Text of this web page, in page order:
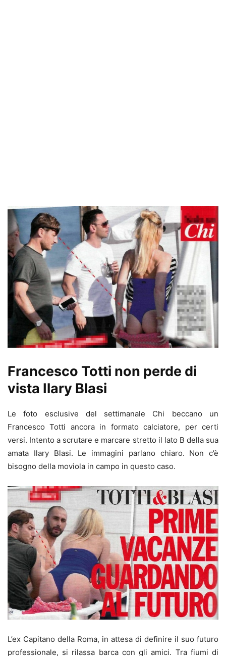
Francesco Totti non perde di
vista Ilary Blasi
Le foto esclusive del settimanale Chi beccano un
Francesco Totti ancora in formato calciatore, per certi
versi. Intento a scrutare e marcare stretto il lato B della sua
amata Ilary Blasi. Le immagini parlano chiaro. Non c’è
bisogno della moviola in campo in questo caso.
L’ex Capitano della Roma, in attesa di definire il suo futuro
professionale, si rilassa barca con gli amici. Tra fiumi di